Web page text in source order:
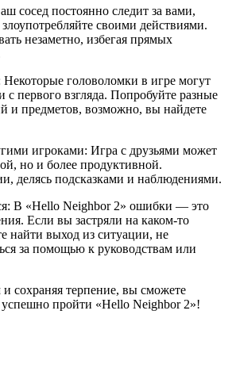
сосед постоянно следит за вами,
своими действиями.
незаметно, избегая прямых
головоломки в игре могут
с первого взгляда. Попробуйте разные
и предметов, возможно, вы найдете
игроками: Игра с друзьями может
но и более продуктивной.
делясь подсказками и наблюдениями.
В «Hello Neighbor 2» ошибки — это
Если вы застряли на каком-то
найти выход из ситуации, не
за помощью к руководствам или
сохраняя терпение, вы сможете
успешно пройти «Hello Neighbor 2»!